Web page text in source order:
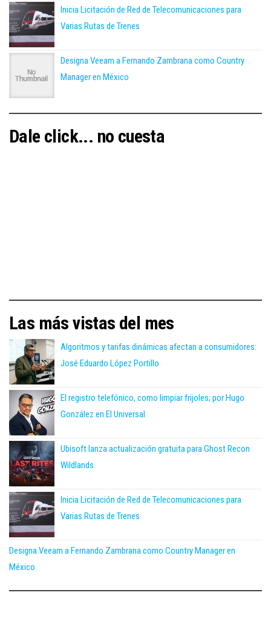
Inicia Licitación de Red de Telecomunicaciones para
Varias Rutas de Trenes
Designa Veeam a Fernando Zambrana como Country
Manager en México
Dale click... no cuesta
Las más vistas del mes
Algoritmos y tarifas dinámicas afectan a consumidores:
José Eduardo López Portillo
El registro telefónico, como limpiar frijoles; por Hugo
González en El Universal
Ubisoft lanza actualización gratuita para Ghost Recon
Wildlands
Inicia Licitación de Red de Telecomunicaciones para
Varias Rutas de Trenes
Designa Veeam a Fernando Zambrana como Country Manager en
México